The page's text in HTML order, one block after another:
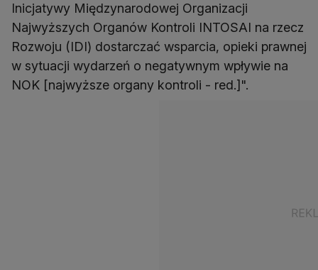
Inicjatywy Międzynarodowej Organizacji
Najwyższych Organów Kontroli INTOSAI na rzecz
Rozwoju (IDI) dostarczać wsparcia, opieki prawnej
w sytuacji wydarzeń o negatywnym wpływie na
NOK [najwyższe organy kontroli - red.]".